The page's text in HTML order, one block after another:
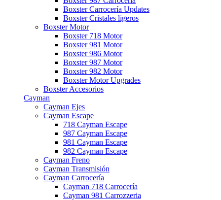
Boxster Carrocería Updates
Boxster Cristales ligeros
Boxster Motor
Boxster 718 Motor
Boxster 981 Motor
Boxster 986 Motor
Boxster 987 Motor
Boxster 982 Motor
Boxster Motor Upgrades
Boxster Accesorios
Cayman
Cayman Ejes
Cayman Escape
718 Cayman Escape
987 Cayman Escape
981 Cayman Escape
982 Cayman Escape
Cayman Freno
Cayman Transmisión
Cayman Carrocería
Cayman 718 Carrocería
Cayman 981 Carrozzeria